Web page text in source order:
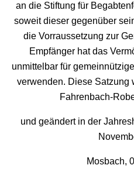
an die Stiftung für
soweit dieser gegenüber
die Vorraussetzung zur
Empfänger hat das
unmittelbar für
verwenden. Diese Satzung
Fahrenbach-
und geändert in der
Mosbach,